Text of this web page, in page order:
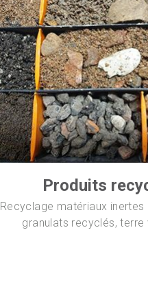
Produits
Recyclage matériaux inertes
granulats recyclés, terre